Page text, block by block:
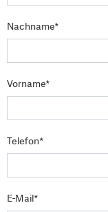
Nachname*
Vorname*
Telefon*
E-Mail*